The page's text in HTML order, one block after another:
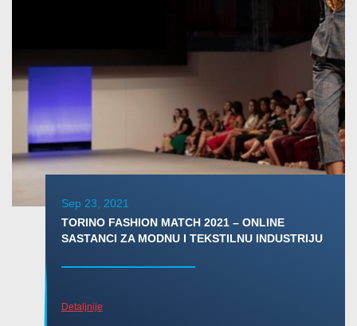
Sep 23, 2021
TORINO FASHION MATCH 2021 – ONLINE
SASTANCI ZA MODNU I TEKSTILNU INDUSTRIJU
Detaljnije